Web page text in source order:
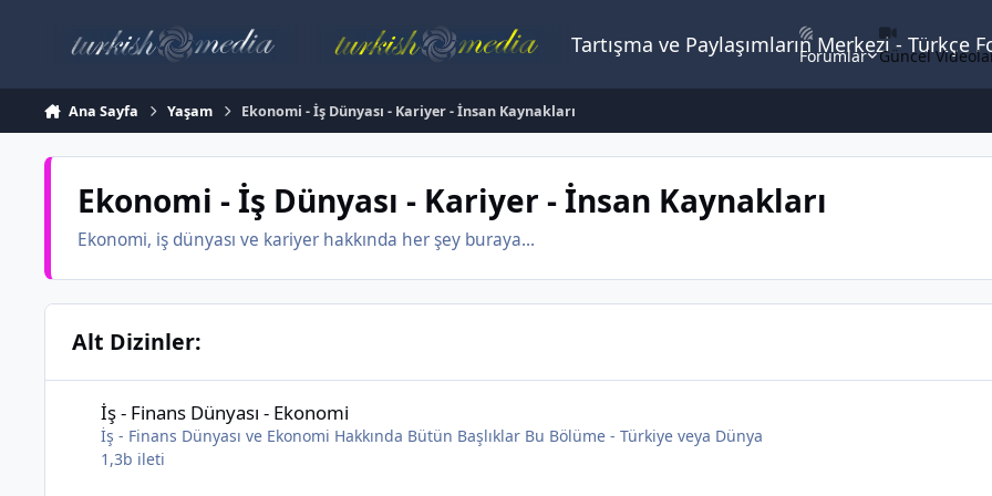
Tartışma ve Paylaşımların Merkezi -
Forumlar Güncel
Ana Sayfa Yaşam Ekonomi - İş Dünyası - Kariyer - İnsan Kaynakları
Ekonomi - İş Dünyası - Kariyer - İnsan Kaynakları
Ekonomi, iş dünyası ve kariyer hakkında her şey buraya...
Alt Dizinler:
İş - Finans Dünyası - Ekonomi
İş - Finans Dünyası ve Ekonomi Hakkında Bütün Başlıklar Bu Bölüme - Türkiye veya Dünya
1,3b ileti